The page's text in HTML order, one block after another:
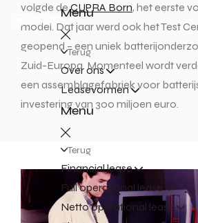
Menu
Terug
Over ons
Leasevormen
Menu
Terug
Financial lease
Full operational lease
Netto operational lease
volgde deCUPRA Born, het eerste
model. Dat jaar werd ook het Test
geopend – een uniek
Zuid-Europa. Momenteel wordt
een assemblagefabriek voor
investering van 300 miljoen euro.